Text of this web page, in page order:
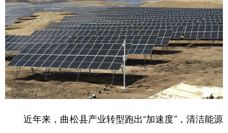
近年来，曲松县产业转型跑出“加速度”，清洁能源